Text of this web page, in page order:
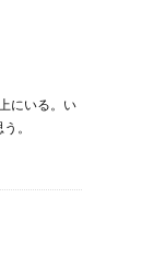
にいる。い
。